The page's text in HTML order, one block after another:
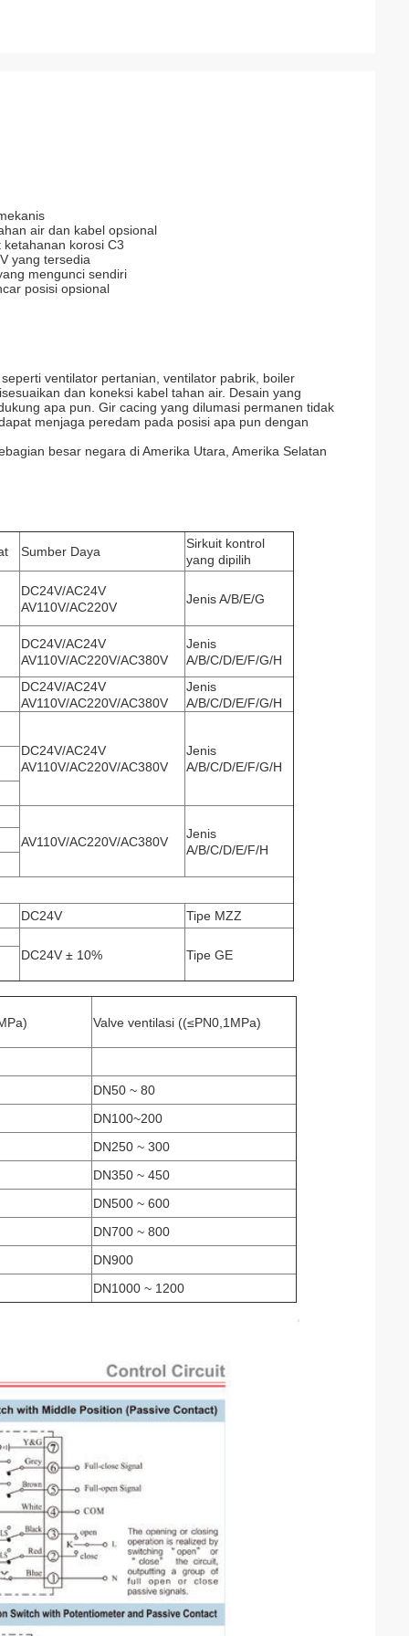
air dan kabel opsional
korosi C3
yang tersedia
mengunci sendiri
posisi opsional
ventilator pertanian, ventilator pabrik, boiler
dan koneksi kabel tahan air. Desain yang
apa pun. Gir cacing yang dilumasi permanen tidak
menjaga peredam pada posisi apa pun dengan
besar negara di Amerika Utara, Amerika Selatan
Sumber Daya
Sirkuit kontrol
yang dipilih
DC24V/AC24V
AV110V/AC220V
Jenis A/B/E/G
DC24V/AC24V
AV110V/AC220V/AC380V
Jenis
A/B/C/D/E/F/G/H
DC24V/AC24V
AV110V/AC220V/AC380V
Jenis
A/B/C/D/E/F/G/H
DC24V/AC24V
AV110V/AC220V/AC380V
Jenis
A/B/C/D/E/F/G/H
AV110V/AC220V/AC380V
Jenis
A/B/C/D/E/F/H
DC24V
Tipe MZZ
DC24V ± 10%
Tipe GE
Valve ventilasi ((≤PN0,1MPa)
DN50 ~ 80
DN100~200
DN250 ~ 300
DN350 ~ 450
DN500 ~ 600
DN700 ~ 800
DN900
DN1000 ~ 1200